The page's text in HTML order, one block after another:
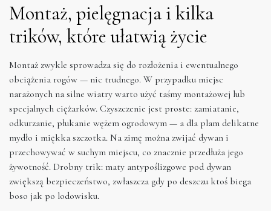
Montaż, pielęgnacja i kilka
trików, które ułatwią życie
Montaż zwykle sprowadza się do rozłożenia i ewentualnego
obciążenia rogów — nic trudnego. W przypadku miejsc
narażonych na silne wiatry warto użyć taśmy montażowej lub
specjalnych ciężarków. Czyszczenie jest proste: zamiatanie,
odkurzanie, płukanie wężem ogrodowym — a dla plam delikatne
mydło i miękka szczotka. Na zimę można zwijać dywan i
przechowywać w suchym miejscu, co znacznie przedłuża jego
żywotność. Drobny trik: maty antypoślizgowe pod dywan
zwiększą bezpieczeństwo, zwłaszcza gdy po deszczu ktoś biega
boso jak po lodowisku.